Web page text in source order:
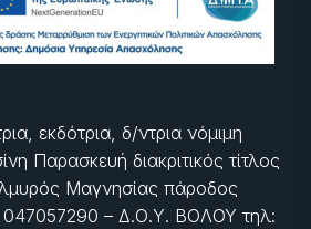
εκδότρια, δ/ντρια νόμιμη
Παρασκευή διακριτικός τίτλος
Μαγνησίας πάροδος
– Δ.Ο.Υ. ΒΟΛΟΥ τηλ: